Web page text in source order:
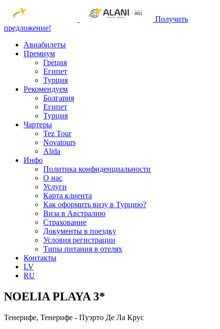
Получить
предложение!
Авиабилеты
Премиум
Греция
Египет
Турция
Рекомендуем
Болгария
Египет
Турция
Чартеры
Tez Tour
Novatours
Alida
Инфо
Политика конфиденциальности
О нас
Услуги
Карта клиента
Как оформить визу в Турцию?
Виза в Австралию
Страхование
Документы в поездку
Условия регистрации
Типы питания в отелях
Контакты
LV
RU
NOELIA PLAYA 3*
Тенерифе, Тенерифе - Пуэрто Де Ла Круc